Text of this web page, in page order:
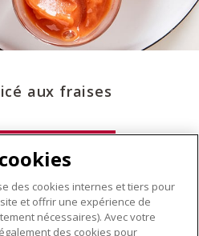
aux fraises
des cookies internes et tiers pour
et offrir une expérience de
nécessaires). Avec votre
des cookies pour